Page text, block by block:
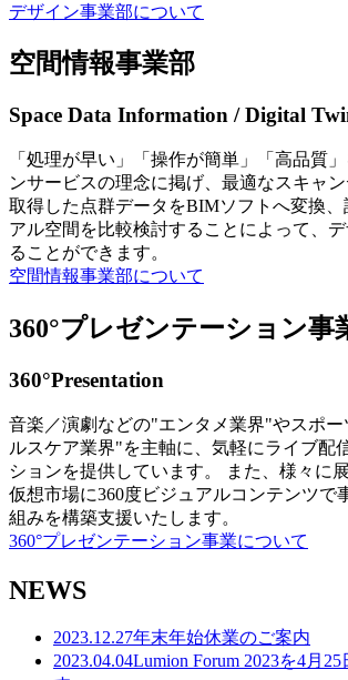
デザイン事業部について
空間情報事業部
Space Data Information / Digital
「処理が早い」「操作が簡単」「高品質
ンサービスの理念に掲げ、最適なスキャン
取得した点群データをBIMソフトへ変換、
アル空間を比較検討することによって、
ることができます。
空間情報事業部について
360°プレゼンテーション事
360°Presentation
音楽／演劇などの"エンタメ業界"やスポ
ルスケア業界"を主軸に、気軽にライブ配
ションを提供しています。 また、様々に
仮想市場に360度ビジュアルコンテンツで
組みを構築支援いたします。
360°プレゼンテーション事業について
NEWS
2023.12.27年末年始休業のご案内
2023.04.04Lumion Forum 2023を4月